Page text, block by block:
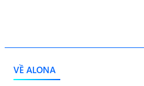
VỀ ALONA